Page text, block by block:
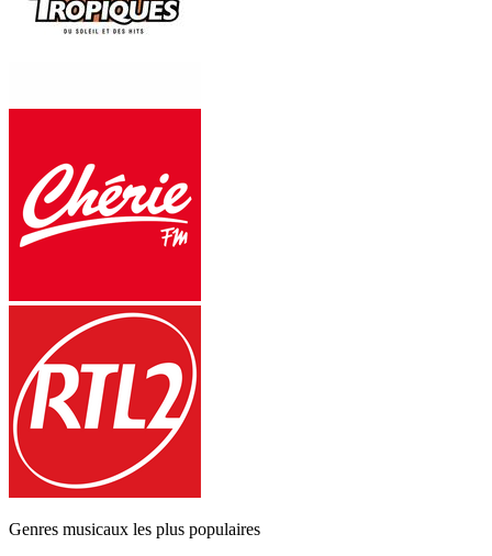
Genres musicaux les plus populaires